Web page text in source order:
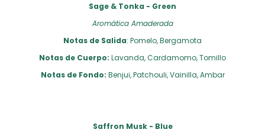
Sage & Tonka - Green
Aromática Amaderada
Notas de Salida: Pomelo, Bergamota
Notas de Cuerpo: Lavanda, Cardamomo, Tomillo
Notas de Fondo: Benjui, Patchouli, Vainilla, Ambar
Saffron Musk - Blue